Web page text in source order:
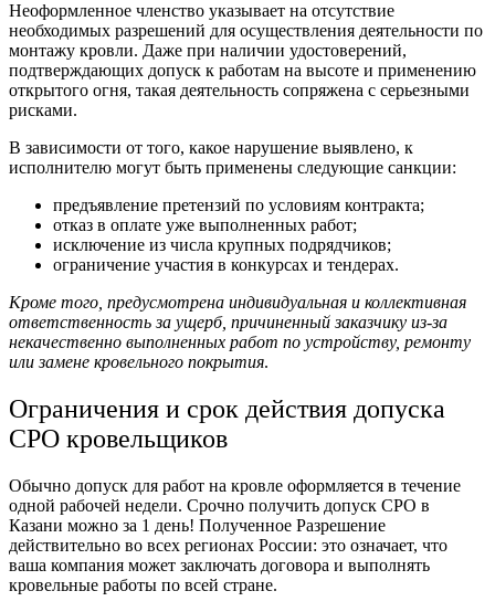
Неоформленное членство указывает на отсутствие
необходимых разрешений для осуществления деятельности по
монтажу кровли. Даже при наличии удостоверений,
подтверждающих допуск к работам на высоте и применению
открытого огня, такая деятельность сопряжена с серьезными
рисками.
В зависимости от того, какое нарушение выявлено, к
исполнителю могут быть применены следующие санкции:
предъявление претензий по условиям контракта;
отказ в оплате уже выполненных работ;
исключение из числа крупных подрядчиков;
ограничение участия в конкурсах и тендерах.
Кроме того, предусмотрена индивидуальная и коллективная
ответственность за ущерб, причиненный заказчику из-за
некачественно выполненных работ по устройству, ремонту
или замене кровельного покрытия.
Ограничения и срок действия допуска
СРО кровельщиков
Обычно допуск для работ на кровле оформляется в течение
одной рабочей недели. Срочно получить допуск СРО в
Казани можно за 1 день! Полученное Разрешение
действительно во всех регионах России: это означает, что
ваша компания может заключать договора и выполнять
кровельные работы по всей стране.